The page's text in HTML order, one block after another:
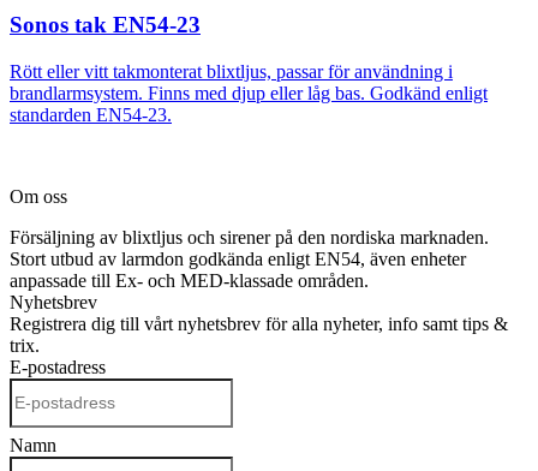
Sonos tak EN54-23
Rött eller vitt takmonterat blixtljus, passar för användning i
brandlarmsystem. Finns med djup eller låg bas. Godkänd enligt
standarden EN54-23.
Om oss
Försäljning av blixtljus och sirener på den nordiska marknaden.
Stort utbud av larmdon godkända enligt EN54, även enheter
anpassade till Ex- och MED-klassade områden.
Nyhetsbrev
Registrera dig till vårt nyhetsbrev för alla nyheter, info samt tips &
trix.
E-postadress
Namn